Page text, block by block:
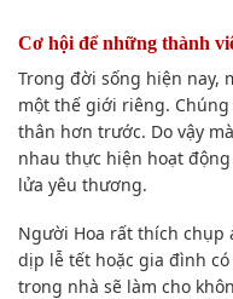
Cơ hội để những thành
Trong đời sống hiện nay,
một thế giới riêng.
thân hơn trước. Do vậy
nhau thực hiện hoạt
lửa yêu thương.
Người Hoa rất thích chụp
dịp lễ tết hoặc gia đình
trong nhà sẽ làm cho